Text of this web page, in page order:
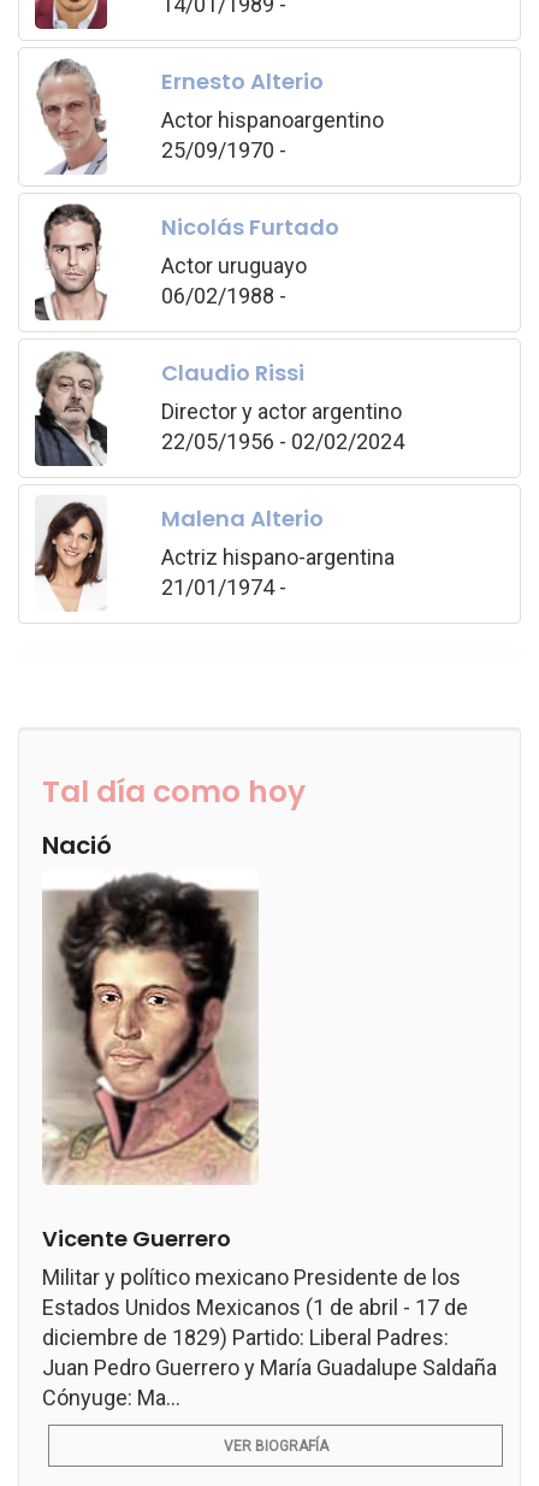
Ernesto Alterio
Actor hispanoargentino
25/09/1970 -
Nicolás Furtado
Actor uruguayo
06/02/1988 -
Claudio Rissi
Director y actor argentino
22/05/1956 - 02/02/2024
Malena Alterio
Actriz hispano-argentina
21/01/1974 -
Tal día como hoy
Nació
Vicente Guerrero
Militar y político mexicano Presidente de los
Estados Unidos Mexicanos (1 de abril - 17 de
diciembre de 1829) Partido: Liberal Padres:
Juan Pedro Guerrero y María Guadalupe Saldaña
Cónyuge: Ma...
VER BIOGRAFÍA